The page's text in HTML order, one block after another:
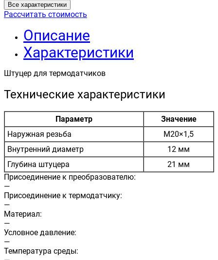
Все характеристики
Рассчитать стоимость
Описание
Характеристики
Штуцер для термодатчиков
Технические характеристики
Параметр
Значение
Наружная резьба
М20×1,5
Внутренний диаметр
12 мм
Глубина штуцера
21 мм
Присоединение к преобразователю:
—
Присоединение к термодатчику:
—
Материал:
—
Условное давление:
—
Температура среды: